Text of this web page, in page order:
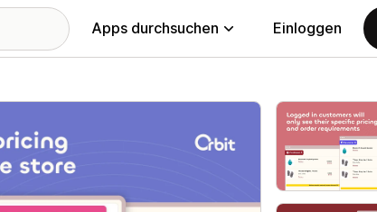
Apps durchsuchen Einloggen